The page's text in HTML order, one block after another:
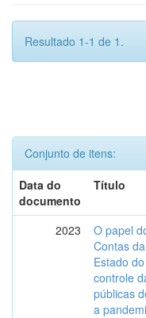
Resultado 1-1 de 1.
Conjunto de itens:
Data do
documento
Título
2023
O papel
Contas
Estado
controle
públicas
a